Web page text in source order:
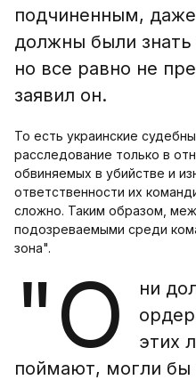
подчиненным,
должны были знать
но все равно не
заявил он.
То есть украинские
расследование только в
обвиняемых в убийстве и
ответственности их
сложно. Таким образом,
подозреваемыми среди
зона".
"О
ни
этих
поймают, могли бы